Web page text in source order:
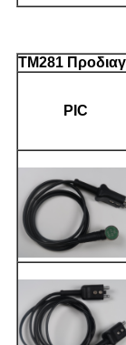
TM281
PIC